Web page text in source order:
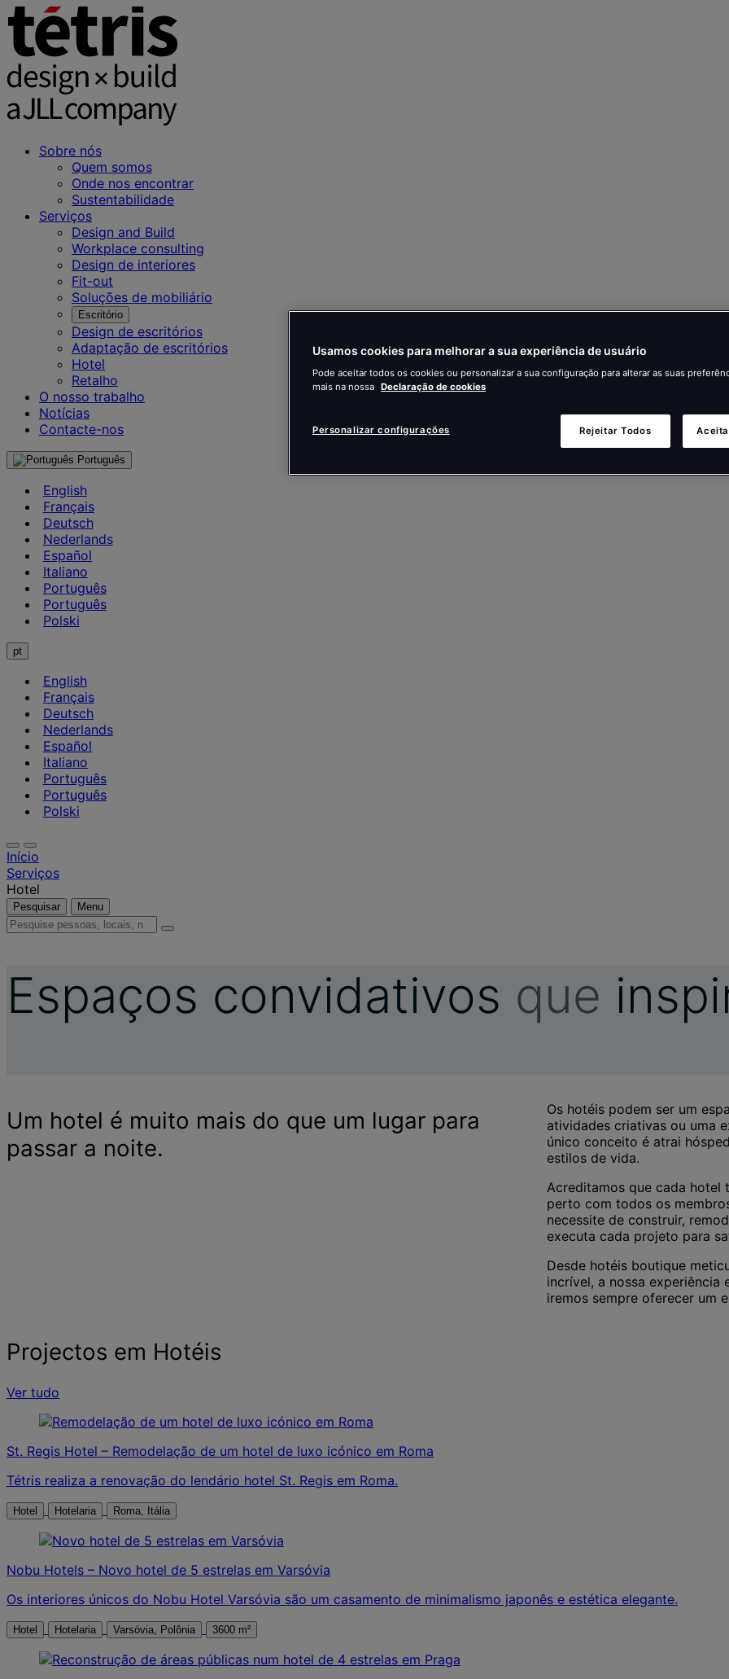
Sobre nós
Quem somos
Onde nos encontrar
Sustentabilidade
Serviços
Design and Build
Workplace consulting
Design de interiores
Fit-out
Soluções de mobiliário
Escritório
Design de escritórios
Adaptação de escritórios
Hotel
Retalho
O nosso trabalho
Notícias
Contacte-nos
Português
English
Français
Deutsch
Nederlands
Español
Italiano
Português
Português
Polski
pt
English
Français
Deutsch
Nederlands
Español
Italiano
Português
Português
Polski
Início
Serviços
Hotel
Pesquisar Menu
Pesquise
informações
Espaços convidativos que
Um hotel é muito mais do que um lugar para
passar a noite.
Os hotéis podem ser um
atividades criativas ou uma
único conceito é atrai
estilos de vida.
Acreditamos que cada hotel
perto com todos os
necessite de construir,
executa cada projeto para
Desde hotéis boutique
incrível, a nossa
iremos sempre oferecer um
Projectos em Hotéis
Ver tudo
St. Regis Hotel – Remodelação de um hotel de luxo icónico em Roma
Tétris realiza a renovação do lendário hotel St. Regis em Roma.
Hotel Hotelaria Roma, Itália
Nobu Hotels – Novo hotel de 5 estrelas em Varsóvia
Os interiores únicos do Nobu Hotel Varsóvia são um casamento de minimalismo japonês e estética elegante.
Hotel Hotelaria Varsóvia, Polônia 3600 m²
Usamos cookies para melhorar a sua experiência de usuário
Pode aceitar todos os cookies ou personalizar a sua configuração para alterar as suas
mais na nossa Declaração de cookies
Rejeitar Todos
Personalizar configurações